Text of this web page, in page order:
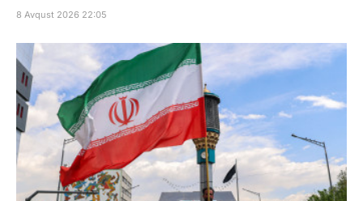
8 Avqust 2026 22:05